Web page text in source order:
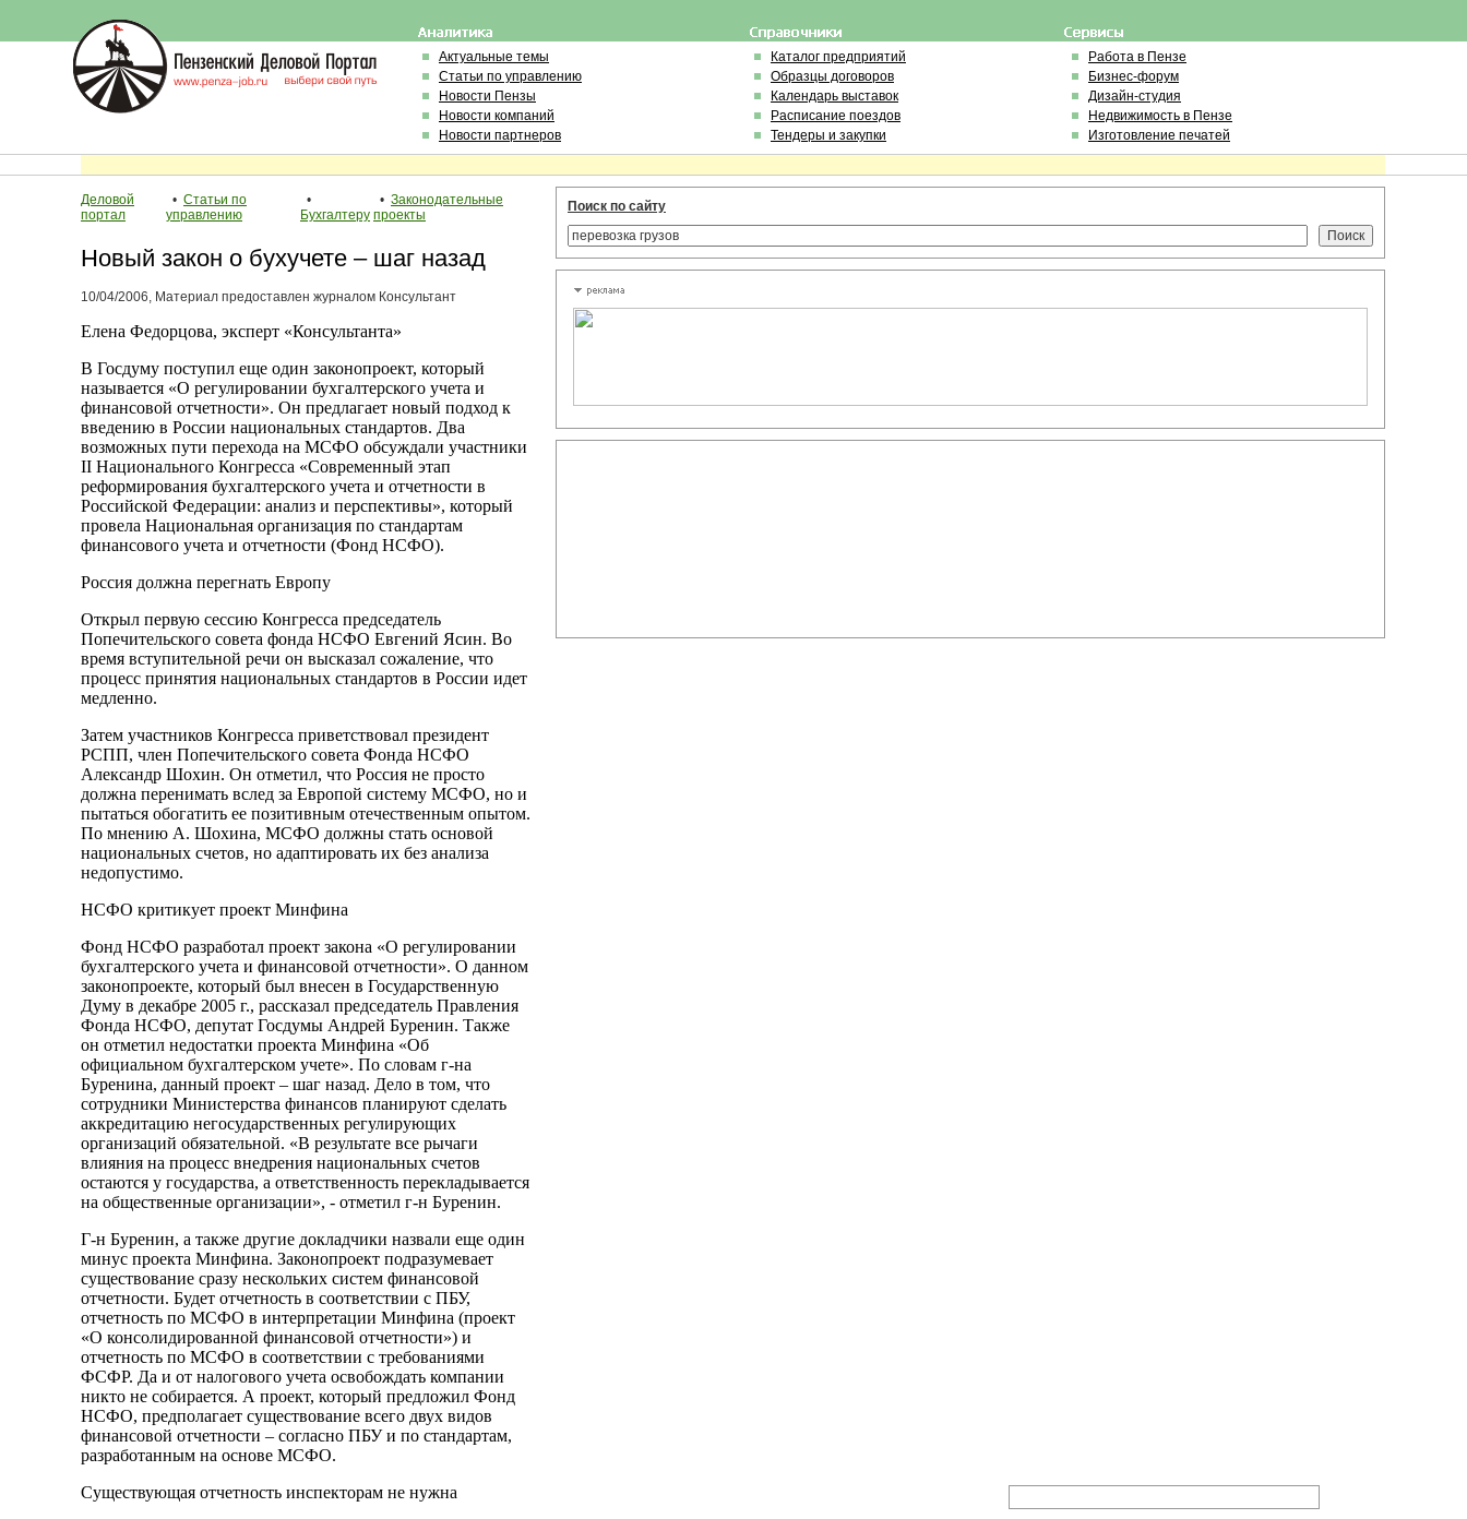
Актуальные темы
Статьи по управлению
Новости Пензы
Новости компаний
Новости партнеров
Каталог предприятий
Образцы договоров
Календарь выставок
Расписание поездов
Тендеры и закупки
Работа в Пензе
Бизнес-форум
Дизайн-студия
Недвижимость в Пензе
Изготовление печатей
Деловой
портал
• Статьи по
управлению
•
Бухгалтеру
• Законодательные
проекты
Новый закон о бухучете – шаг назад
10/04/2006, Материал предоставлен журналом Консультант
Елена Федорцова, эксперт «Консультанта»
В Госдуму поступил еще один законопроект, который
называется «О регулировании бухгалтерского учета и
финансовой отчетности». Он предлагает новый подход к
введению в России национальных стандартов. Два
возможных пути перехода на МСФО обсуждали участники
II Национального Конгресса «Современный этап
реформирования бухгалтерского учета и отчетности в
Российской Федерации: анализ и перспективы», который
провела Национальная организация по стандартам
финансового учета и отчетности (Фонд НСФО).
Россия должна перегнать Европу
Открыл первую сессию Конгресса председатель
Попечительского совета фонда НСФО Евгений Ясин. Во
время вступительной речи он высказал сожаление, что
процесс принятия национальных стандартов в России идет
медленно.
Затем участников Конгресса приветствовал президент
РСПП, член Попечительского совета Фонда НСФО
Александр Шохин. Он отметил, что Россия не просто
должна перенимать вслед за Европой систему МСФО, но и
пытаться обогатить ее позитивным отечественным опытом.
По мнению А. Шохина, МСФО должны стать основой
национальных счетов, но адаптировать их без анализа
недопустимо.
НСФО критикует проект Минфина
Фонд НСФО разработал проект закона «О регулировании
бухгалтерского учета и финансовой отчетности». О данном
законопроекте, который был внесен в Государственную
Думу в декабре 2005 г., рассказал председатель Правления
Фонда НСФО, депутат Госдумы Андрей Буренин. Также
он отметил недостатки проекта Минфина «Об
официальном бухгалтерском учете». По словам г-на
Буренина, данный проект – шаг назад. Дело в том, что
сотрудники Министерства финансов планируют сделать
аккредитацию негосударственных регулирующих
организаций обязательной. «В результате все рычаги
влияния на процесс внедрения национальных счетов
остаются у государства, а ответственность перекладывается
на общественные организации», - отметил г-н Буренин.
Г-н Буренин, а также другие докладчики назвали еще один
минус проекта Минфина. Законопроект подразумевает
существование сразу нескольких систем финансовой
отчетности. Будет отчетность в соответствии с ПБУ,
отчетность по МСФО в интерпретации Минфина (проект
«О консолидированной финансовой отчетности») и
отчетность по МСФО в соответствии с требованиями
ФСФР. Да и от налогового учета освобождать компании
никто не собирается. А проект, который предложил Фонд
НСФО, предполагает существование всего двух видов
финансовой отчетности – согласно ПБУ и по стандартам,
разработанным на основе МСФО.
Существующая отчетность инспекторам не нужна
Поиск по сайту